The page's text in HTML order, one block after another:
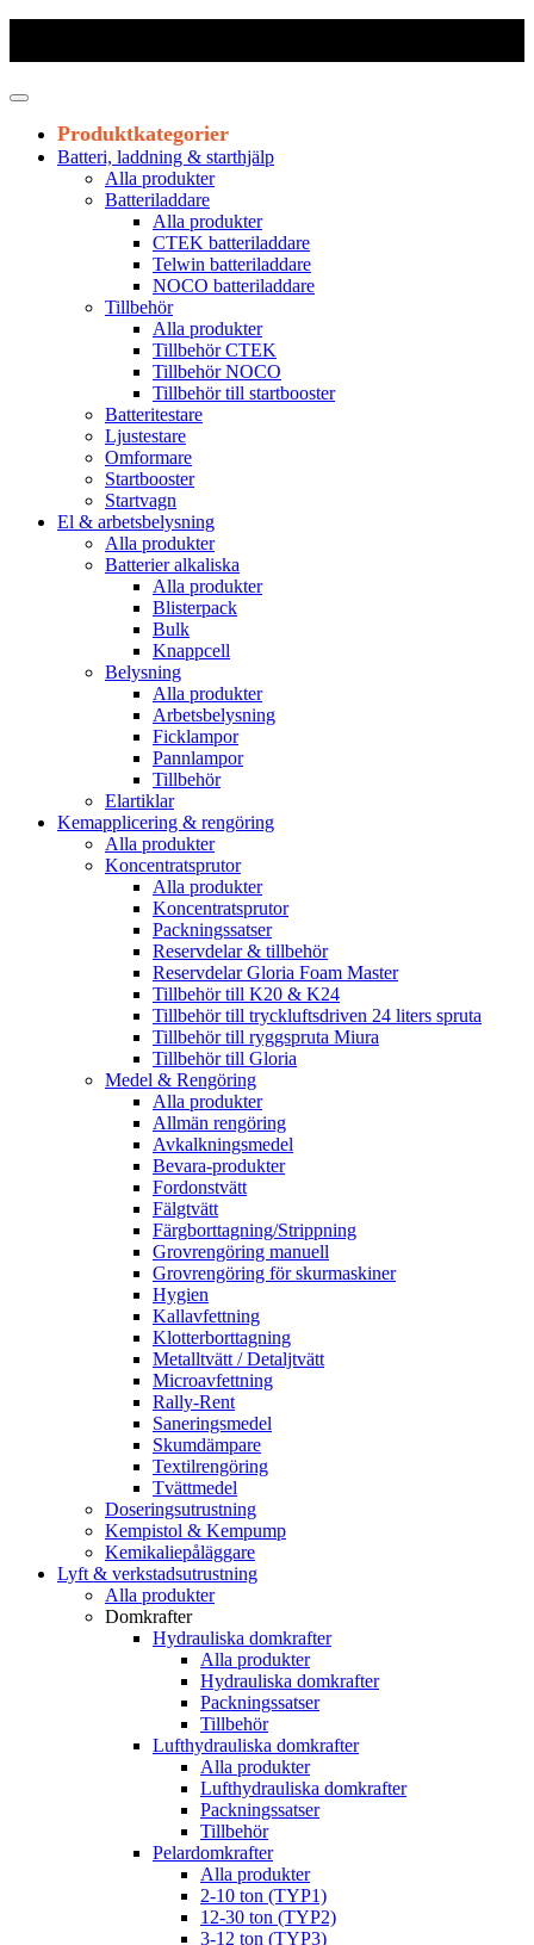
Produktkategorier
Batteri, laddning & starthjälp
Alla produkter
Batteriladdare
Alla produkter
CTEK batteriladdare
Telwin batteriladdare
NOCO batteriladdare
Tillbehör
Alla produkter
Tillbehör CTEK
Tillbehör NOCO
Tillbehör till startbooster
Batteritestare
Ljustestare
Omformare
Startbooster
Startvagn
El & arbetsbelysning
Alla produkter
Batterier alkaliska
Alla produkter
Blisterpack
Bulk
Knappcell
Belysning
Alla produkter
Arbetsbelysning
Ficklampor
Pannlampor
Tillbehör
Elartiklar
Kemapplicering & rengöring
Alla produkter
Koncentratsprutor
Alla produkter
Koncentratsprutor
Packningssatser
Reservdelar & tillbehör
Reservdelar Gloria Foam Master
Tillbehör till K20 & K24
Tillbehör till tryckluftsdriven 24 liters spruta
Tillbehör till ryggspruta Miura
Tillbehör till Gloria
Medel & Rengöring
Alla produkter
Allmän rengöring
Avkalkningsmedel
Bevara-produkter
Fordonstvätt
Fälgtvätt
Färgborttagning/Strippning
Grovrengöring manuell
Grovrengöring för skurmaskiner
Hygien
Kallavfettning
Klotterborttagning
Metalltvätt / Detaljtvätt
Microavfettning
Rally-Rent
Saneringsmedel
Skumdämpare
Textilrengöring
Tvättmedel
Doseringsutrustning
Kempistol & Kempump
Kemikaliepåläggare
Lyft & verkstadsutrustning
Alla produkter
Domkrafter
Hydrauliska domkrafter
Alla produkter
Hydrauliska domkrafter
Packningssatser
Tillbehör
Lufthydrauliska domkrafter
Alla produkter
Lufthydrauliska domkrafter
Packningssatser
Tillbehör
Pelardomkrafter
Alla produkter
2-10 ton (TYP1)
12-30 ton (TYP2)
3-12 ton (TYP3)